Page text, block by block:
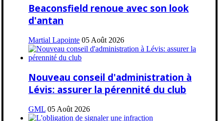
Beaconsfield renoue avec son look
d'antan
Martial Lapointe 05 Août 2026
Nouveau conseil d'administration à
Lévis: assurer la pérennité du club
GML 05 Août 2026